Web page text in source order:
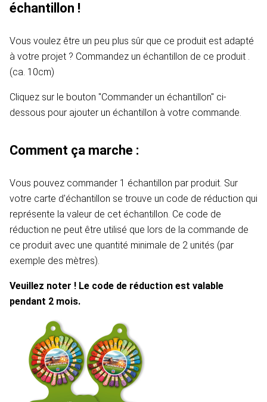
échantillon !
Vous voulez être un peu plus sûr que ce produit est adapté
à votre projet ? Commandez un échantillon de ce produit .
(ca. 10cm)
Cliquez sur le bouton "Commander un échantillon" ci-
dessous pour ajouter un échantillon à votre commande.
Comment ça marche :
Vous pouvez commander 1 échantillon par produit. Sur
votre carte d'échantillon se trouve un code de réduction qui
représente la valeur de cet échantillon. Ce code de
réduction ne peut être utilisé que lors de la commande de
ce produit avec une quantité minimale de 2 unités (par
exemple des mètres).
Veuillez noter ! Le code de réduction est valable
pendant 2 mois.